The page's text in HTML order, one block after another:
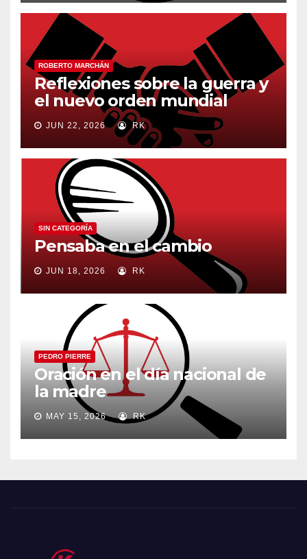
ROBERTO MARCHÁN
Reflexiones sobre la guerra y
el nuevo orden mundial
JUN 22, 2026 RK
SIN CATEGORÍA
Pensaba en el cambio
JUN 18, 2026 RK
PEDRO PIERRE
Oración en el día nacional de
la madre
MAY 15, 2026 RK